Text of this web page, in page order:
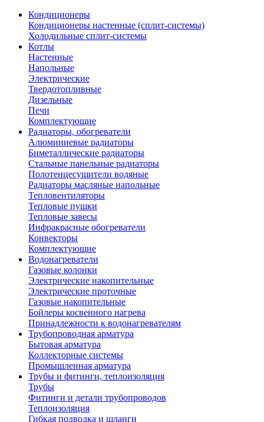
Кондиционеры
Кондиционеры настенные (сплит-системы)
Холодильные сплит-системы
Котлы
Настенные
Напольные
Электрические
Твердотопливные
Дизельные
Печи
Комплектующие
Радиаторы, обогреватели
Алюминиевые радиаторы
Биметаллические радиаторы
Стальные панельные радиаторы
Полотенцесушители водяные
Радиаторы масляные напольные
Тепловентиляторы
Тепловые пушки
Тепловые завесы
Инфракрасные обогреватели
Конвекторы
Комплектующие
Водонагреватели
Газовые колонки
Электрические накопительные
Электрические проточные
Газовые накопительные
Бойлеры косвенного нагрева
Принадлежности к водонагревателям
Трубопроводная арматура
Бытовая арматура
Коллекторные системы
Промышленная арматура
Трубы и фитинги, теплоизоляция
Трубы
Фитинги и детали трубопроводов
Теплоизоляция
Гибкая подводка и шланги